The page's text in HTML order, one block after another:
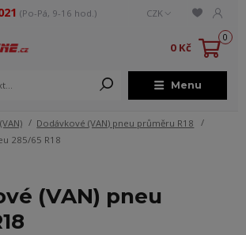
Menu
CZK
(Po-Pá, 9-16 hod.)
0
0 Kč
Dodávkové (VAN) pneu průměru R18
285/65 R18
(VAN) pneu